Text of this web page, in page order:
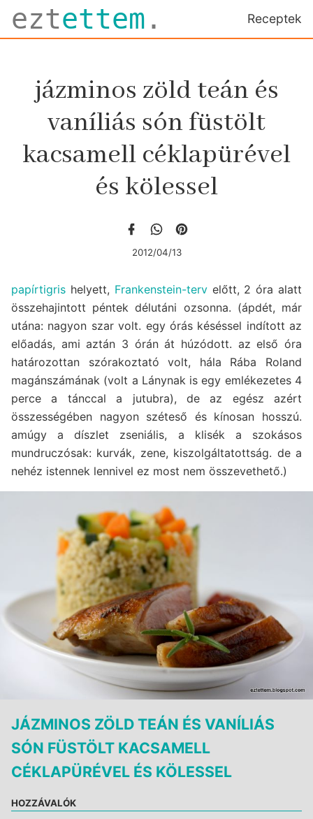
eztettem . Receptek
jázminos zöld teán és
vaníliás són füstölt
kacsamell céklapürével
és kölessel
2012/04/13
papírtigris helyett, Frankenstein-tervelőtt, 2 óra alatt
összehajintott péntek délutáni ozsonna. (ápdét, már
utána: nagyon szar volt. egy órás késéssel indított az
előadás, ami aztán 3 órán át húzódott. az első óra
határozottan szórakoztató volt, hála Rába Roland
magánszámának (volt a Lánynak is egy emlékezetes 4
perce a tánccal a jutubra), de az egész azért
összességében nagyon széteső és kínosan hosszú.
amúgy a díszlet zseniális, a klisék a szokásos
mundruczósak: kurvák, zene, kiszolgáltatottság. de a
nehéz istennek lennivel ez most nem összevethető.)
JÁZMINOS ZÖLD TEÁN ÉS VANÍLIÁS
SÓN FÜSTÖLT KACSAMELL
CÉKLAPÜRÉVEL ÉS KÖLESSEL
HOZZÁVALÓK